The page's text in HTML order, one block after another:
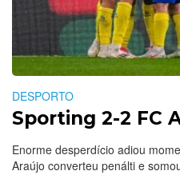
DESPORTO
Sporting 2-2 FC
Enorme desperdício adiou
Araújo converteu penálti e